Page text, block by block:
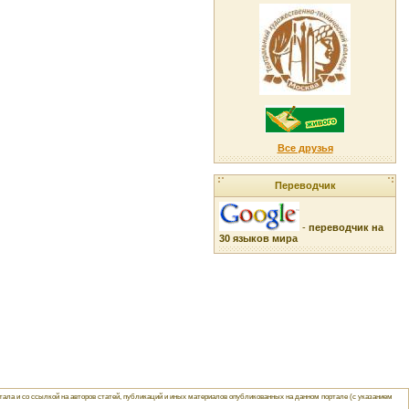
Все друзья
Переводчик
- переводчик на
30 языков мира
и со ссылкой на авторов статей, публикаций и иных материалов опубликованных на данном портале (с указанием